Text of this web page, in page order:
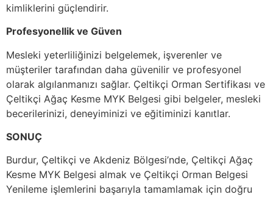
kimliklerini güçlendirir.
Profesyonellik ve Güven
Mesleki yeterliliğinizi belgelemek, işverenler ve
müşteriler tarafından daha güvenilir ve profesyonel
olarak algılanmanızı sağlar. Çeltikçi Orman Sertifikası ve
Çeltikçi Ağaç Kesme MYK Belgesi gibi belgeler, mesleki
becerilerinizi, deneyiminizi ve eğitiminizi kanıtlar.
SONUÇ
Burdur, Çeltikçi ve Akdeniz Bölgesi’nde, Çeltikçi Ağaç
Kesme MYK Belgesi almak ve Çeltikçi Orman Belgesi
Yenileme işlemlerini başarıyla tamamlamak için doğru